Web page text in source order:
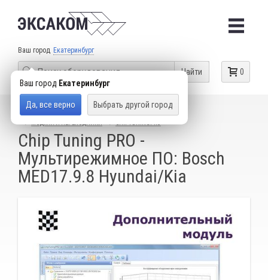
Ваш город Екатеринбург
Ваш город Екатеринбург
Да, все верно Выбрать другой город
0
Найти
КАТАЛОГ ТОВАРОВ
ОБОРУДОВАНИЕ ДЛЯ ЧИП-ТЮНИНГА
Chip Tuning PRO -
Мультирежимное ПО: Bosch
MED17.9.8 Hyundai/Kia